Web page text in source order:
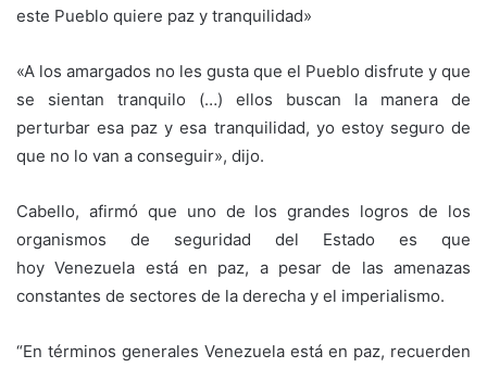
este Pueblo quiere paz y tranquilidad»
«A los amargados no les gusta que el Pueblo disfrute y que
se sientan tranquilo (…) ellos buscan la manera de
perturbar esa paz y esa tranquilidad, yo estoy seguro de
que no lo van a conseguir», dijo.
Cabello, afirmó que uno de los grandes logros de los
organismos de seguridad del Estado es que
hoy Venezuela está en paz, a pesar de las amenazas
constantes de sectores de la derecha y el imperialismo.
“En términos generales Venezuela está en paz, recuerden